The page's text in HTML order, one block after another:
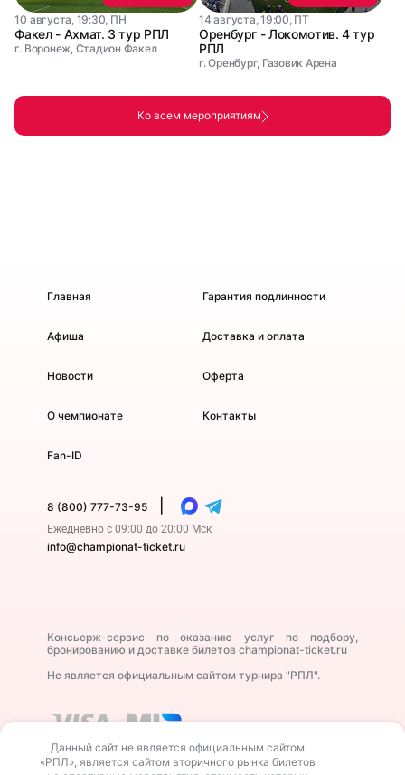
10 августа, 19:30, ПН
Факел - Ахмат. 3 тур РПЛ
г. Воронеж, Стадион Факел
14 августа, 19:00, ПТ
Оренбург - Локомотив. 4 тур
РПЛ
г. Оренбург, Газовик Арена
Ко всем мероприятиям
Главная
Афиша
Новости
О чемпионате
Fan-ID
Гарантия подлинности
Доставка и оплата
Оферта
Контакты
8 (800) 777-73-95
Ежедневно с 09:00 до 20:00 Мск
info@championat-ticket.ru
Консьерж-сервис по оказанию услуг по подбору,
бронированию и доставке билетов championat-ticket.ru
Не является официальным сайтом турнира "РПЛ".
Данный сайт не является официальным сайтом
«РПЛ», является сайтом вторичного рынка билетов